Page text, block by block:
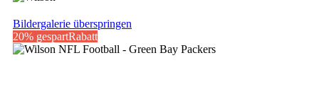
Bildergalerie überspringen
20% gespartRabatt